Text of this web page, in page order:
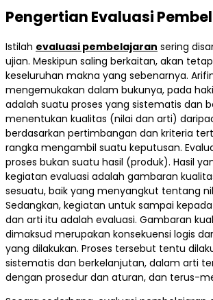
Pengertian Evaluasi
Istilah evaluasi pembelajaran sering
ujian. Meskipun saling berkaitan, akan
keseluruhan makna yang sebenarnya.
mengemukakan dalam bukunya, pada
adalah suatu proses yang sistematis dan
menentukan kualitas (nilai dan arti)
berdasarkan pertimbangan dan kriteria
rangka mengambil suatu keputusan.
proses bukan suatu hasil (produk). Hasil
kegiatan evaluasi adalah gambaran
sesuatu, baik yang menyangkut tentang
Sedangkan, kegiatan untuk sampai
dan arti itu adalah evaluasi. Gambaran
dimaksud merupakan konsekuensi logis
yang dilakukan. Proses tersebut tentu
sistematis dan berkelanjutan, dalam arti
dengan prosedur dan aturan, dan terus-